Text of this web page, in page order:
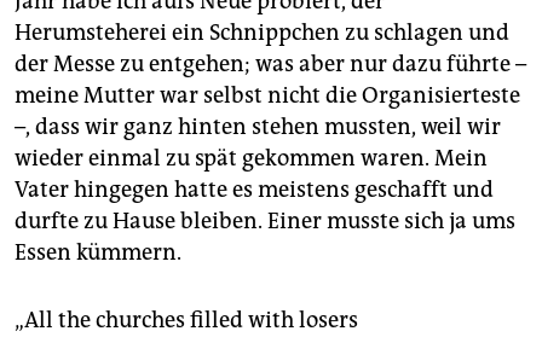
Herumsteherei ein Schnippchen zu schlagen und
der Messe zu entgehen; was aber nur dazu führte –
meine Mutter war selbst nicht die Organisierteste
–, dass wir ganz hinten stehen mussten, weil wir
wieder einmal zu spät gekommen waren. Mein
Vater hingegen hatte es meistens geschafft und
durfte zu Hause bleiben. Einer musste sich ja ums
Essen kümmern.
„All the churches filled with losers